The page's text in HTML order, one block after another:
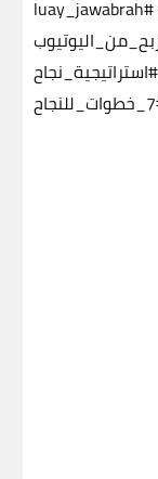
#luay_jawabrah
#استراتيجية_نجاح